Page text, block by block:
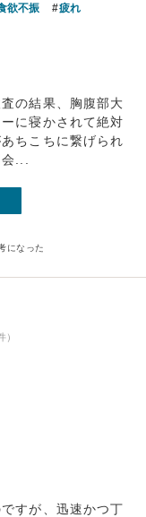
欲不振 疲れ
の結果、胸腹部大
に寝かされて絶対
ちこちに繋げられ
...
になった
すが、迅速かつ丁